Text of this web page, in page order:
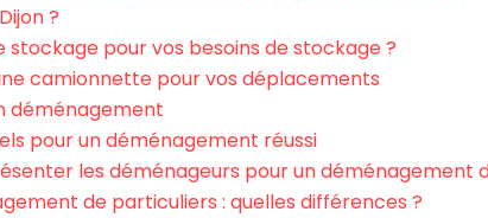
?
pour vos besoins de stockage ?
camionnette pour vos déplacements
déménagement
pour un déménagement réussi
les déménageurs pour un déménagement
de particuliers : quelles différences ?